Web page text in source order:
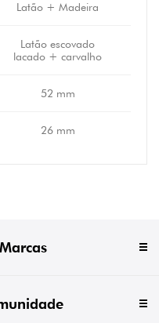
Latão + Madeira
Latão escovado
lacado + carvalho
52 mm
26 mm